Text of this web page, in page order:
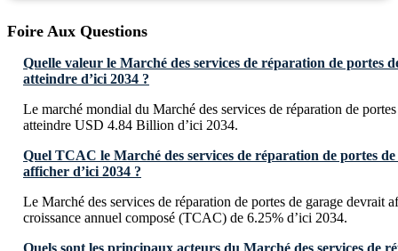
Foire Aux Questions
Quelle valeur le Marché des services de réparation de portes
atteindre d’ici 2034 ?
Le marché mondial du Marché des services de réparation de
atteindre USD 4.84 Billion d’ici 2034.
Quel TCAC le Marché des services de réparation de portes
afficher d’ici 2034 ?
Le Marché des services de réparation de portes de garage devrait
croissance annuel composé (TCAC) de 6.25% d’ici 2034.
Quels sont les principaux acteurs du Marché des services de